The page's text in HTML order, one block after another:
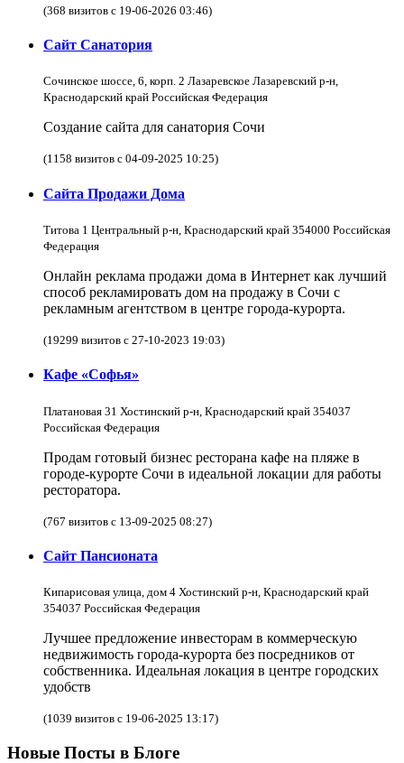
(368 визитов с 19-06-2026 03:46)
Сайт Санатория
Сочинское шоссе, 6, корп. 2 Лазаревское Лазаревский р-н,
Краснодарский край Российская Федерация
Создание сайта для санатория Сочи
(1158 визитов с 04-09-2025 10:25)
Сайта Продажи Дома
Титова 1 Центральный р-н, Краснодарский край 354000 Российская
Федерация
Онлайн реклама продажи дома в Интернет как лучший
способ рекламировать дом на продажу в Сочи с
рекламным агентством в центре города-курорта.
(19299 визитов с 27-10-2023 19:03)
Кафе «Софья»
Платановая 31 Хостинский р-н, Краснодарский край 354037
Российская Федерация
Продам готовый бизнес ресторана кафе на пляже в
городе-курорте Сочи в идеальной локации для работы
ресторатора.
(767 визитов с 13-09-2025 08:27)
Сайт Пансионата
Кипарисовая улица, дом 4 Хостинский р-н, Краснодарский край
354037 Российская Федерация
Лучшее предложение инвесторам в коммерческую
недвижимость города-курорта без посредников от
собственника. Идеальная локация в центре городских
удобств
(1039 визитов с 19-06-2025 13:17)
Новые Посты в Блоге